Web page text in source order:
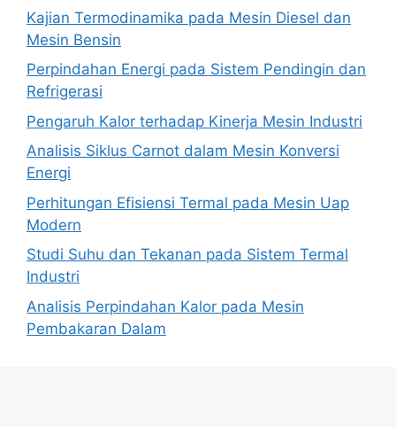
Kajian Termodinamika pada Mesin Diesel dan
Mesin Bensin
Perpindahan Energi pada Sistem Pendingin dan
Refrigerasi
Pengaruh Kalor terhadap Kinerja Mesin Industri
Analisis Siklus Carnot dalam Mesin Konversi
Energi
Perhitungan Efisiensi Termal pada Mesin Uap
Modern
Studi Suhu dan Tekanan pada Sistem Termal
Industri
Analisis Perpindahan Kalor pada Mesin
Pembakaran Dalam